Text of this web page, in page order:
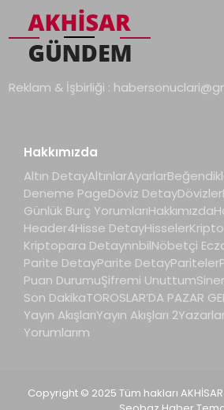
Reklam & İşbirliği :
Hakkımızda
Altın DetayAltınlarAyarlar
Deneme PageDöviz DetayDövizler
Günlük Burç YorumlarıHakkımızda
Header4Hisse DetayHisseler
Kriptopara DetaynnbilNöbetçi
Parite DetayParite DetayPariteler
Puan DurumuŞifremi Unuttum
Son DakikaTOROSLAR’DA PAZAR
Yayın AkışlarıYayın Akışları 2
Yorumlarım
Copyright © 2025 Tüm hakları AKHİSAR